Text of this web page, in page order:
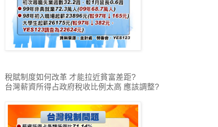
稅賦制度如何改革 才能拉近貧富差距?
台灣薪資所得占政府稅收比例太高 應該調整?